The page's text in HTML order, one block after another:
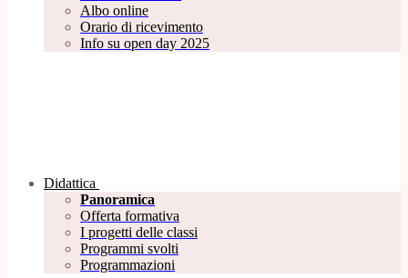
Albo online
Orario di ricevimento
Info su open day 2025
Didattica
Panoramica
Offerta formativa
I progetti delle classi
Programmi svolti
Programmazioni